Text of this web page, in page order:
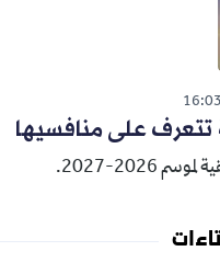
16:03
تتعرف على منافسيها
2026-2027.